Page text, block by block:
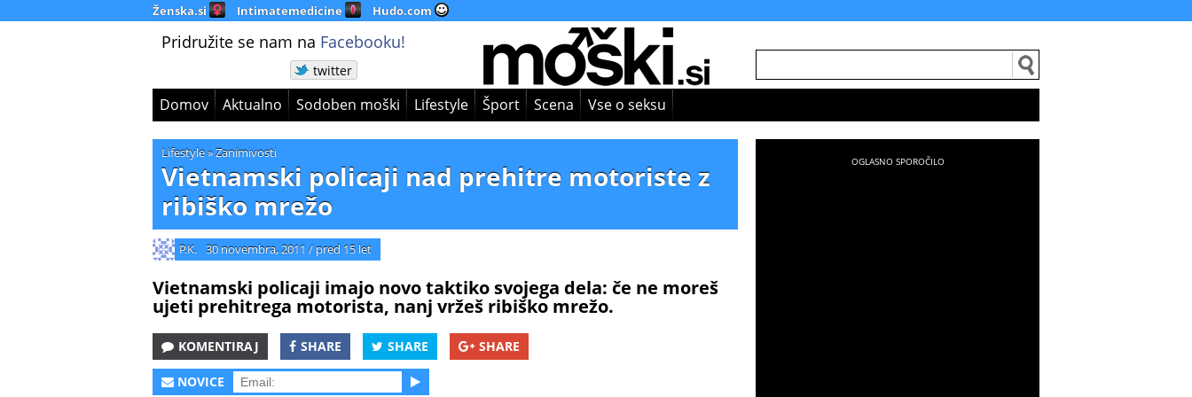
Ženska.si Intimatemedicine Hudo.com
Pridružite se nam na Facebooku!
twitter
Domov Aktualno Sodoben moški Lifestyle Šport Scena Vse o seksu
Lifestyle»Zanimivosti
Vietnamski policaji nad prehitre motoriste z
ribiško mrežo
P.K. 30 novembra, 2011 / pred 15 let
Vietnamski policaji imajo novo taktiko svojega dela: če ne moreš
ujeti prehitrega motorista, nanj vržeš ribiško mrežo.
KOMENTIRAJ SHARE SHARE SHARE
NOVICE